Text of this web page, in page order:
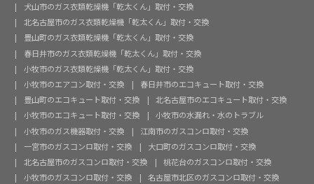
犬山市のガス衣類乾燥機「乾太くん」取付・交換
北名古屋市のガス衣類乾燥機「乾太くん」取付・交換
豊山町のガス衣類乾燥機「乾太くん」取付・交換
春日井市のガス衣類乾燥機「乾太くん」取付・交換
小牧市のガス衣類乾燥機「乾太くん」取付・交換
小牧市のエアコン取付・交換
春日井市のエコキュート取付・交換
豊山町のエコキュート取付・交換
北名古屋市のエコキュート取付・交換
小牧市のエコキュート取付・交換
小牧市の水漏れ・水のトラブル
小牧市のガス機器取付・交換
江南市のガスコンロ取付・交換
一宮市のガスコンロ取付・交換
大口町のガスコンロ取付・交換
北名古屋市のガスコンロ取付・交換
桃花台のガスコンロ取付・交換
小牧市のガスコンロ取付・交換
名古屋市北区のガスコンロ取付・交換